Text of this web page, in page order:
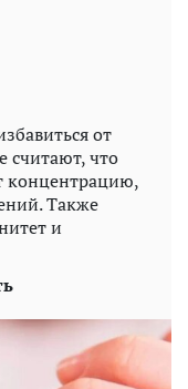
от
считают, что
концентрацию,
Также
и